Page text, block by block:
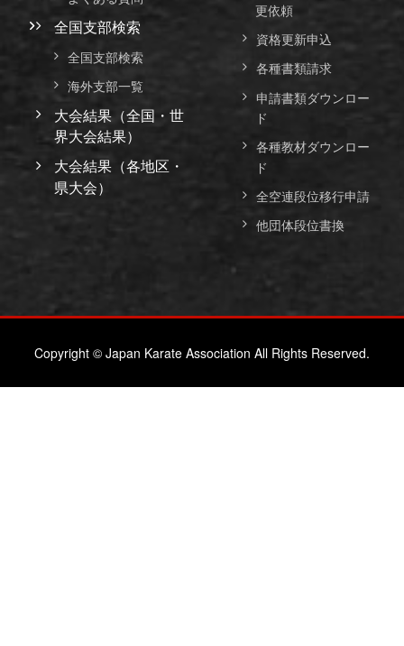
全国支部検索
全国支部検索
海外支部一覧
大会結果（全国・世
界大会結果）
大会結果（各地区・
県大会）
更依頼
資格更新申込
各種書類請求
申請書類ダウンロー
ド
各種教材ダウンロー
ド
全空連段位移行申請
他団体段位書換
Copyright © Japan Karate Association All Rights Reserved.